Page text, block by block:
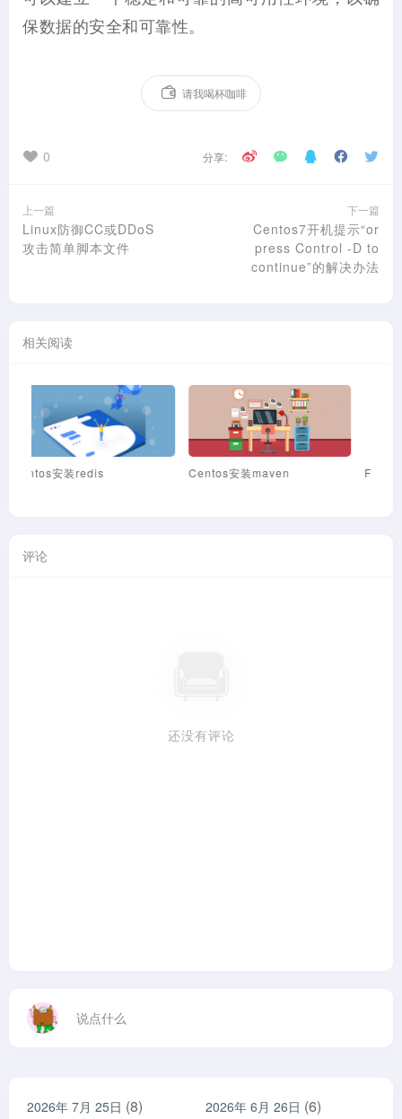
保数据的安全和可靠性。
请我喝杯咖啡
0 分享:
上一篇
Linux防御CC或DDoS
攻击简单脚本文件
下一篇
Centos7开机提示“or
press Control -D to
continue”的解决办法
相关阅读
Firewall常用命令
通过 keepalive+nginx 实现 2
评论
还没有评论
说点什么
2026年 7月 25日 (8) 2026年 6月 26日 (6)